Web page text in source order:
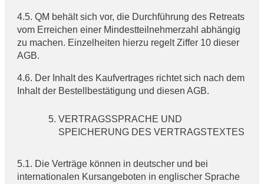
4.5. QM behält sich vor, die Durchführung des Retreats
vom Erreichen einer Mindestteilnehmerzahl abhängig
zu machen. Einzelheiten hierzu regelt Ziffer 10 dieser
AGB.
4.6. Der Inhalt des Kaufvertrages richtet sich nach dem
Inhalt der Bestellbestätigung und diesen AGB.
VERTRAGSSPRACHE UND
SPEICHERUNG DES VERTRAGSTEXTES
5.1. Die Verträge können in deutscher und bei
internationalen Kursangeboten in englischer Sprache